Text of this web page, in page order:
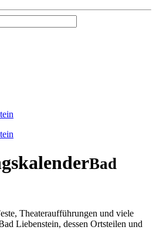
Bad
Theateraufführungen und viele
Liebenstein, dessen Ortsteilen und